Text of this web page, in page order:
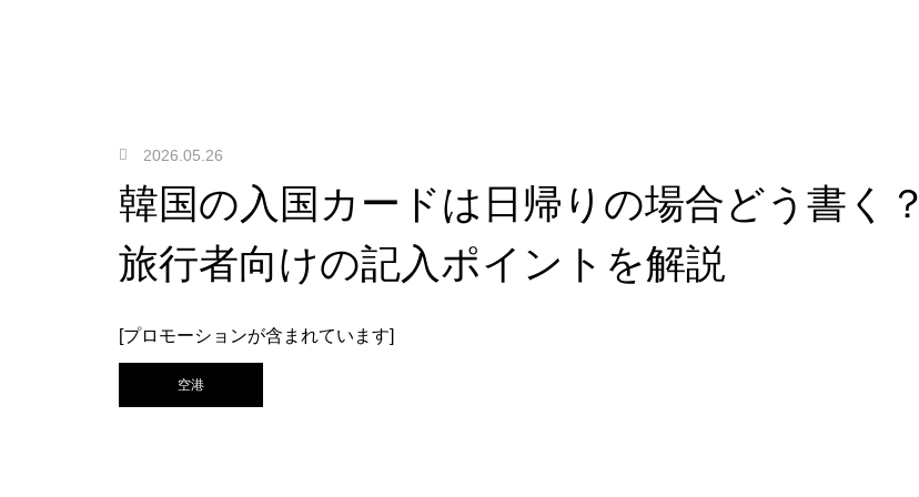
2026.05.26
韓国の入国カードは日帰りの場合どう書く？
旅行者向けの記入ポイントを解説
[プロモーションが含まれています]
空港